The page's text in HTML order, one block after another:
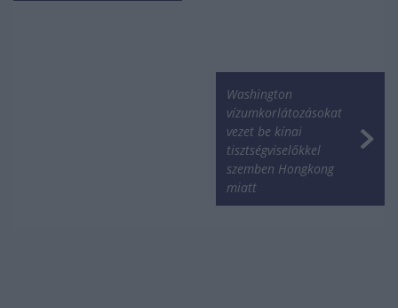
Washington
vízumkorlátozásokat
vezet be kínai
tisztségviselőkkel
szemben Hongkong
miatt